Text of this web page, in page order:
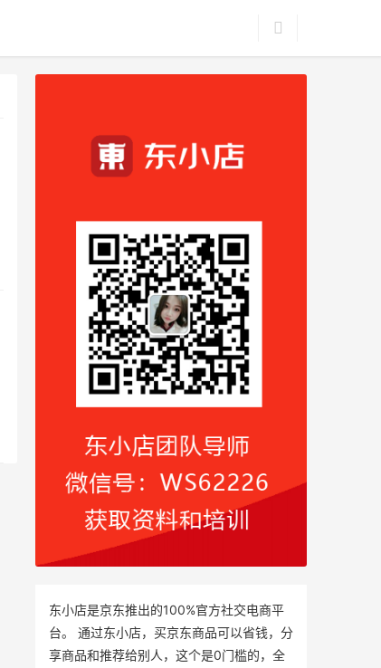
东小店是京东推出的100%官方社交电商平
台。 通过东小店，买京东商品可以省钱，分
享商品和推荐给别人，这个是0门槛的，全